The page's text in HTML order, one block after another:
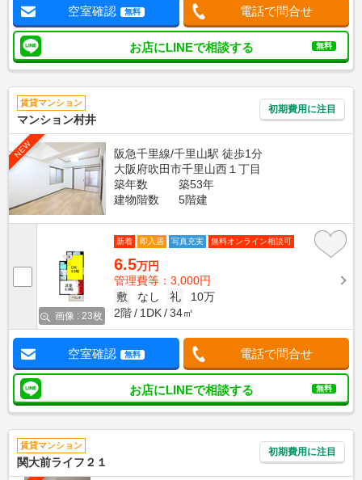
空室確認 無料 電話で問合せ
お店にLINEで相談する 無料
賃貸マンション
マンション村井
初期費用に注目
NEW
阪急千里線/千里山駅 徒歩1分
大阪府吹田市千里山西１丁目
築年数
築53年
建物階数
5階建
画像 : 23枚
新着 即入居 写真充実 無料オンライン相談可
6.5万円
管理費等：3,000円
敷
なし 礼
10万
2階
1DK 34㎡
空室確認 無料 電話で問合せ
お店にLINEで相談する 無料
賃貸マンション
関大前ライフ２１
初期費用に注目